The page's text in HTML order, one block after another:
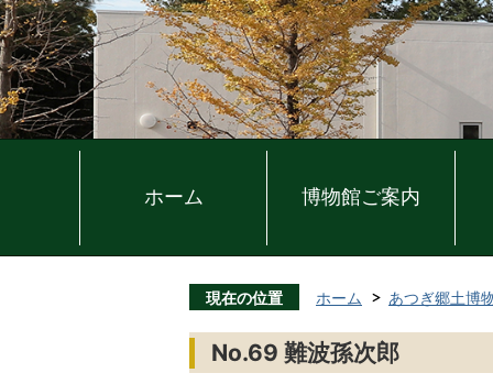
ホーム 博物館ご案内
現在の位置 ホーム あつぎ郷土博
No.69 難波孫次郎